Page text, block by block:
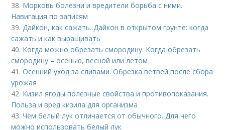
38. Морковь болезни и вредители борьба с ними.
Навигация по записям
39.Дайкон, как сажать. Дайкон в открытом грунте: когда
сажать и как выращивать
40. Когда можно обрезать смородину. Когда обрезать
смородину – осенью, весной или летом
41.Осенний уход за сливами. Обрезка ветвей после сбора
урожая
42. Кизил ягоды полезные свойства и противопоказания.
Польза и вред кизила для организма
43.Чем белый лук отличается от обычного. Для чего
можно использовать белый лук